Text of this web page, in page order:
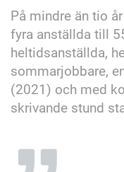
På mindre än tio
fyra anställda till
heltidsanställda,
sommarjobbare,
(2021) och med
skrivande stund